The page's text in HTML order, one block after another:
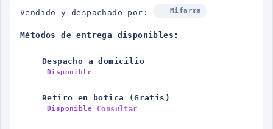
Vendido y despachado por: Mifarma
Métodos de entrega disponibles:
Despacho a domicilio
Disponible
Retiro en botica (Gratis)
Disponible Consultar